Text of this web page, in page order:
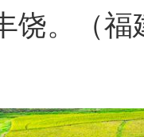
饶。（